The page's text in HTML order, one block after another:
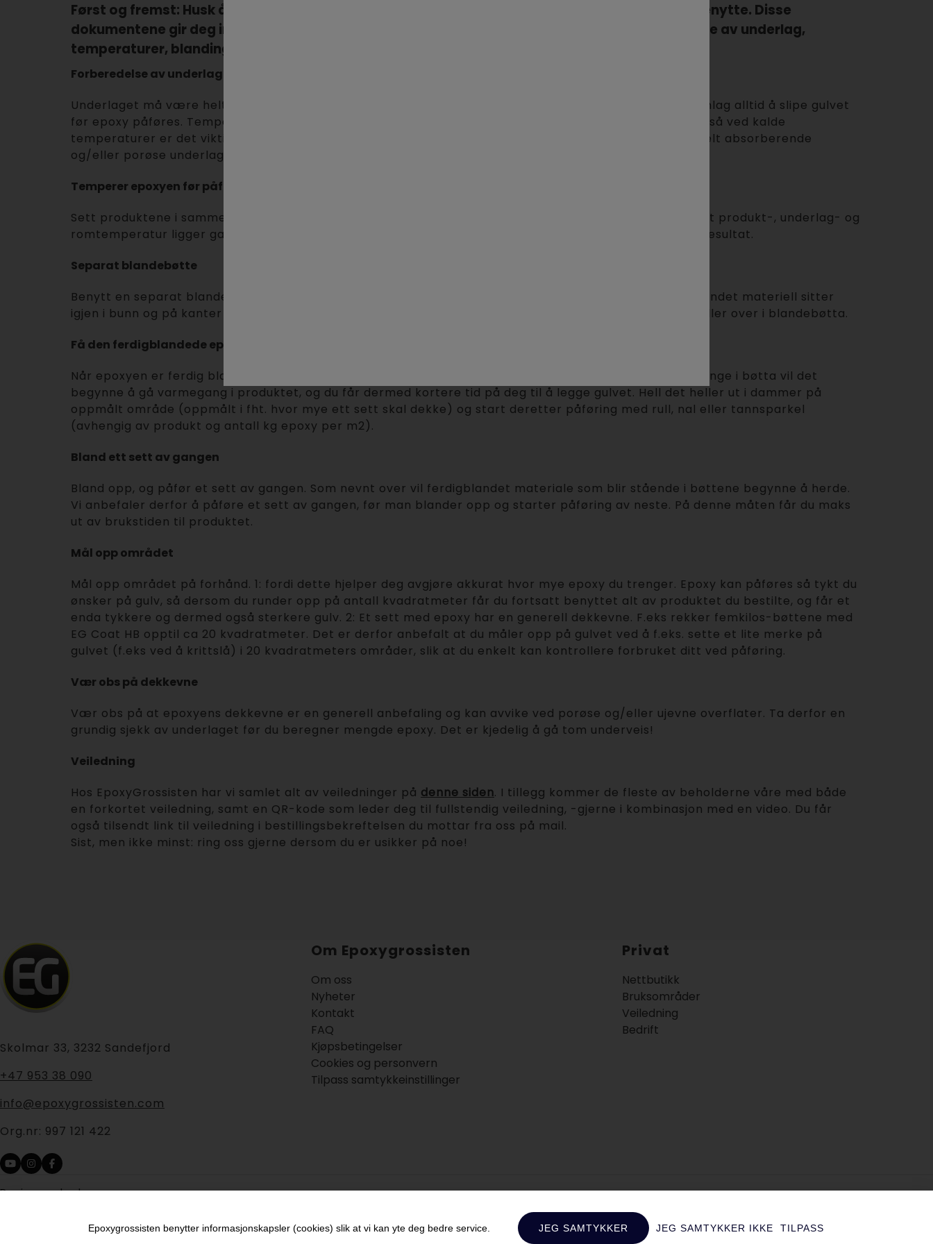
Først og fremst: Husk å alltid lese datablad og veiledning for den spesifikke epoxyen du skal benytte. Disse
dokumentene gir deg informasjon som er avgjørende for et godt resultat, slik som forberedelse av underlag,
temperaturer, blanding av epoxy, brukstid og herdetid.
Forberedelse av underlaget
Underlaget må være helt, rent og fritt for olje, fett og annen forurensing. Vi anbefaler på generelt grunnlag alltid å slipe gulvet
før epoxy påføres. Temperaturen på underlaget må ikke være under 10 grader (optimalt ca 20 grader), så ved kalde
temperaturer er det viktig å temperere rom og underlag (-og produkt. Se eget punkt under). Ved spesielt absorberende
og/eller porøse underlag bør priming vurderes.
Temperer epoxyen før påføring
Sett produktene i samme rom som de skal påføres en dag eller to i forveien. På denne måten sikrer du at produkt-, underlag- og
romtemperatur ligger ganske jevnt når epoxyen skal påføres. Dette reduserer risiko for bobler i ferdig resultat.
Separat blandebøtte
Benytt en separat blandebøtte ved blanding av herder og base. Dette kan lønne seg for å unngå at ublandet materiell sitter
igjen i bunn og på kanter i originalbeholder. Husk å skrape ut alt materiell av begge beholdere når du heller over i blandebøtta.
Få den ferdigblandede epoxyen ut av bøtta
Når epoxyen er ferdig blandet er det på tide å få det ut av bøtta. Blir ferdigblandet epoxy stående for lenge i bøtta vil det
begynne å gå varmegang i produktet, og du får dermed kortere tid på deg til å legge gulvet. Hell det heller ut i dammer på
oppmålt område (oppmålt i fht. hvor mye ett sett skal dekke) og start deretter påføring med rull, nal eller tannsparkel
(avhengig av produkt og antall kg epoxy per m2).
Bland ett sett av gangen
Bland opp, og påfør et sett av gangen. Som nevnt over vil ferdigblandet materiale som blir stående i bøttene begynne å herde.
Vi anbefaler derfor å påføre et sett av gangen, før man blander opp og starter påføring av neste. På denne måten får du maks
ut av brukstiden til produktet.
Mål opp området
Mål opp området på forhånd. 1: fordi dette hjelper deg avgjøre akkurat hvor mye epoxy du trenger. Epoxy kan påføres så tykt du
ønsker på gulv, så dersom du runder opp på antall kvadratmeter får du fortsatt benyttet alt av produktet du bestilte, og får et
enda tykkere og dermed også sterkere gulv. 2: Et sett med epoxy har en generell dekkevne. F.eks rekker femkilos-bøttene med
EG Coat HB opptil ca 20 kvadratmeter. Det er derfor anbefalt at du måler opp på gulvet ved å f.eks. sette et lite merke på
gulvet (f.eks ved å krittslå) i 20 kvadratmeters områder, slik at du enkelt kan kontrollere forbruket ditt ved påføring.
Vær obs på dekkevne
Vær obs på at epoxyens dekkevne er en generell anbefaling og kan avvike ved porøse og/eller ujevne overflater. Ta derfor en
grundig sjekk av underlaget før du beregner mengde epoxy. Det er kjedelig å gå tom underveis!
Veiledning
Hos EpoxyGrossisten har vi samlet alt av veiledninger på denne siden. I tillegg kommer de fleste av beholderne våre med både
en forkortet veiledning, samt en QR-kode som leder deg til fullstendig veiledning, -gjerne i kombinasjon med en video. Du får
også tilsendt link til veiledning i bestillingsbekreftelsen du mottar fra oss på mail.
Sist, men ikke minst: ring oss gjerne dersom du er usikker på noe!
Skolmar 33, 3232 Sandefjord
+47 953 38 090
info@epoxygrossisten.com
Org.nr: 997 121 422
Om Epoxygrossisten
Om oss
Nyheter
Kontakt
FAQ
Kjøpsbetingelser
Cookies og personvern
Tilpass samtykkeinstillinger
Privat
Nettbutikk
Bruksområder
Veiledning
Bedrift
Design og kode:
Epoxygrossisten benytter informasjonskapsler (cookies) slik at vi kan yte deg bedre service. JEG SAMTYKKER JEG SAMTYKKER IKKE TILPASS